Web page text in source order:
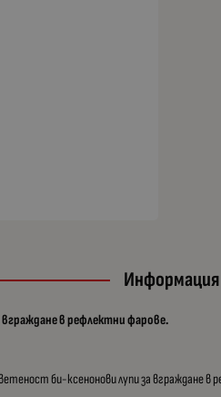
Информация
в рефлектни фарове.
би-ксенонови лупи за вграждане в